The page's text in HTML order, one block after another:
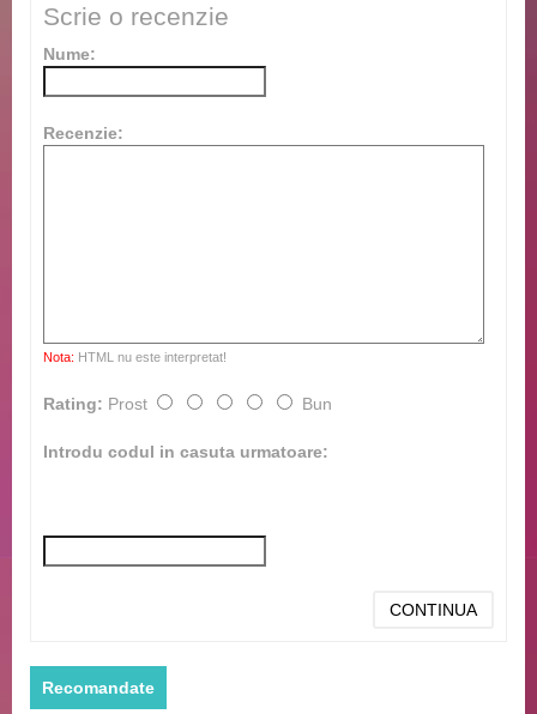
Scrie o recenzie
Nume:
Recenzie:
Nota: HTML nu este interpretat!
Rating: Prost Bun
Introdu codul in casuta urmatoare:
CONTINUA
Recomandate